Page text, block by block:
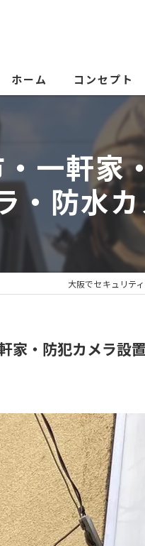
ホーム コンセプト
サービス
・一軒
・防水
大阪でセキュリテ
家・防犯カメラ